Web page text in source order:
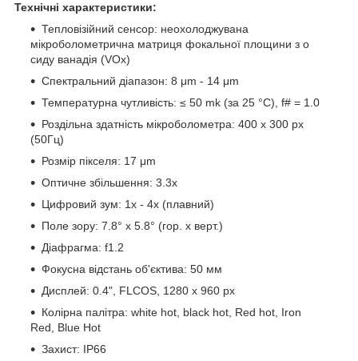
Технічні характеристики:
Тепловізійний сенсор: неохолоджувана
мікроболометрична матриця фокальної площини з o
сиду вaнaдія (VOx)
Спектральний діапазон: 8 μm - 14 μm
Температурна чутливість: ≤ 50 mk (за 25 °C), f# = 1.0
Роздільна здатність мікроболометра: 400 x 300 px
(50Гц)
Розмір пікселя: 17 μm
Оптичне збільшення: 3.3х
Цифровий зум: 1х - 4х (плавний)
Поле зору: 7.8° x 5.8° (гор. x верт.)
Діафрагма: f1.2
Фокусна відстань об'єктива: 50 мм
Дисплей: 0.4", FLCOS, 1280 x 960 px
Колірна палітра: white hot, black hot, Red hot, Iron
Red, Blue Hot
Захист: IP66